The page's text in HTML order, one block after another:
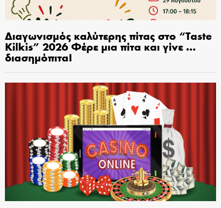
Διαγωνισμός καλύτερης πίτας στο “Taste
Kilkis” 2026 Φέρε μια πίτα και γίνε …
διασημόπιτα!